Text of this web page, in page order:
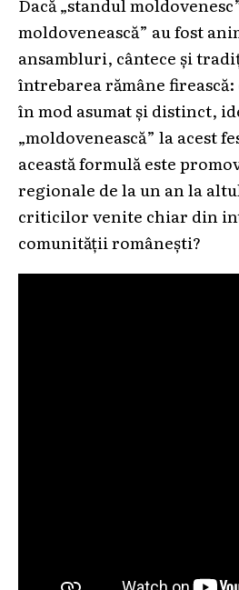
moldovenească” au fost
ansambluri, cântece și
întrebarea rămâne
în mod asumat și distinct,
„moldovenească” la acest
această formulă este
regionale de la un an la
criticilor venite chiar din
comunității românești?